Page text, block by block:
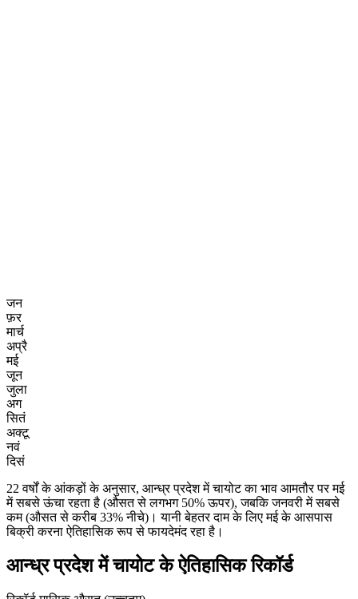
जन
फ़र
मार्च
अप्रै
मई
जून
जुला
अग
सितं
अक्टू
नवं
दिसं
22 वर्षों के आंकड़ों के अनुसार, आन्ध्र प्रदेश में चायोट का भाव आमतौर पर मई
में सबसे ऊंचा रहता है (औसत से लगभग 50% ऊपर), जबकि जनवरी में सबसे
कम (औसत से करीब 33% नीचे)। यानी बेहतर दाम के लिए मई के आसपास
बिक्री करना ऐतिहासिक रूप से फायदेमंद रहा है।
आन्ध्र प्रदेश में चायोट के ऐतिहासिक रिकॉर्ड